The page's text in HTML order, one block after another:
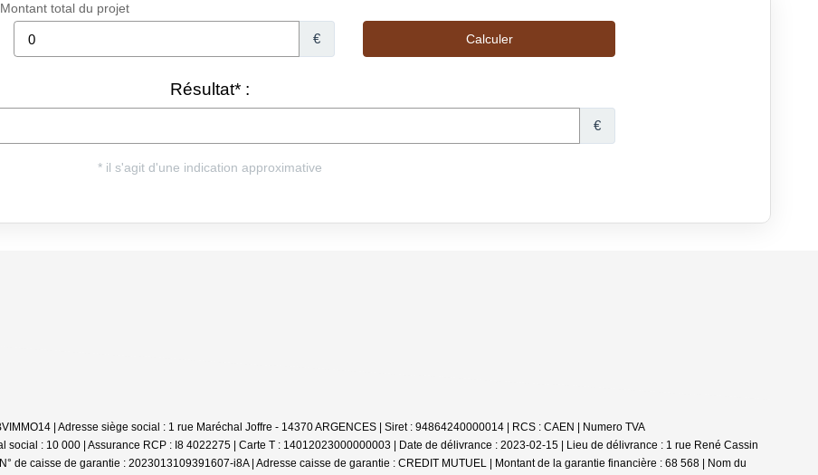
| Adresse siège social : 1 rue Maréchal Joffre - 14370 ARGENCES | Siret : 94864240000014 | RCS : CAEN | Numero TVA
: 10 000 | Assurance RCP : I8 4022275 | Carte T : 14012023000000003 | Date de délivrance : 2023-02-15 | Lieu de délivrance : 1 rue René Cassin
de caisse de garantie : 2023013109391607-i8A | Adresse caisse de garantie : CREDIT MUTUEL | Montant de la garantie financière : 68 568 | Nom du